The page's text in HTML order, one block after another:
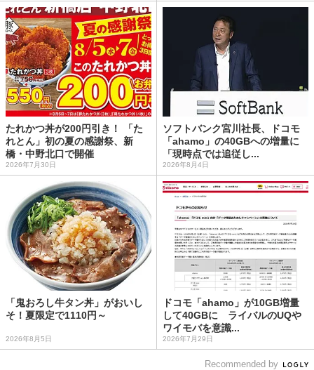
たれかつ丼が200円引き！ 「た
れとん」初の夏の感謝祭、新
橋・中野北口で開催
2026年7月30日
ソフトバンク宮川社長、ドコモ
「ahamo」の40GBへの増量に
「現時点では追従し...
2026年8月4日
「鬼おろし牛タン丼」がおいし
そ！夏限定で1110円～
2026年8月5日
ドコモ「ahamo」が10GB増量
して40GBに ライバルのUQや
ワイモバを意識...
2026年7月29日
Recommended by